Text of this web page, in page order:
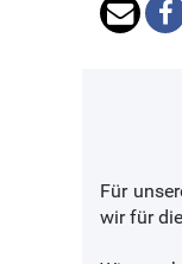
Für
wir für